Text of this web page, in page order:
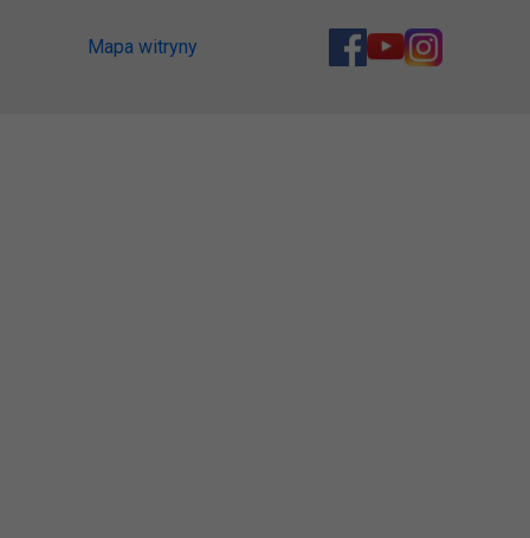
Mapa witryny